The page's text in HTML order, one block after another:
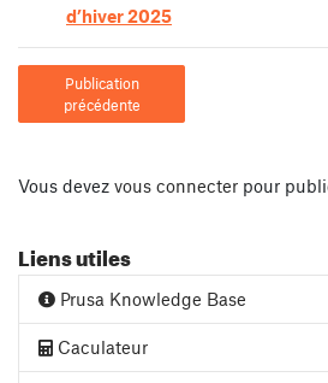
d’hiver 2025
Publication
précédente
Vous devez vous connecter pour
Liens utiles
Prusa Knowledge Base
Caculateur